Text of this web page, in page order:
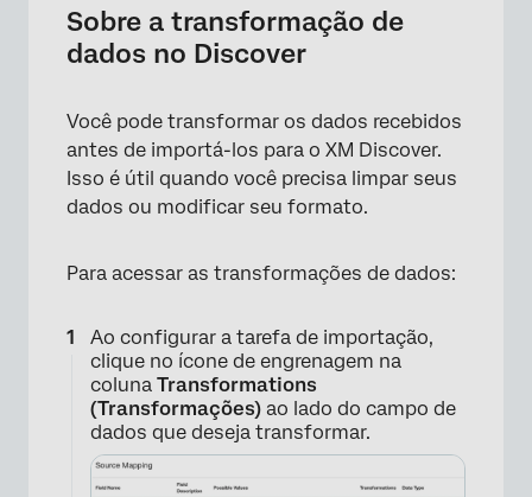
Dynamic Lookup (Consuta dinâmica)
Replace Value from Lookup Table (Substituir
Replace Value with RegEx (Substituir valor
com RegEx)
Custom Transformation (Transformação
Geração automática de IDs naturais
específica
Exemplos de transformação personalizada
Sobre a transformação de
dados no Discover
Você pode transformar os dados recebidos
antes de importá-los para o XM Discover.
Isso é útil quando você precisa limpar seus
dados ou modificar seu formato.
Para acessar as transformações de dados:
Ao configurar a tarefa de importação,
clique no ícone de engrenagem na
coluna Transformations
(Transformações) ao lado do campo de
dados que deseja transformar.